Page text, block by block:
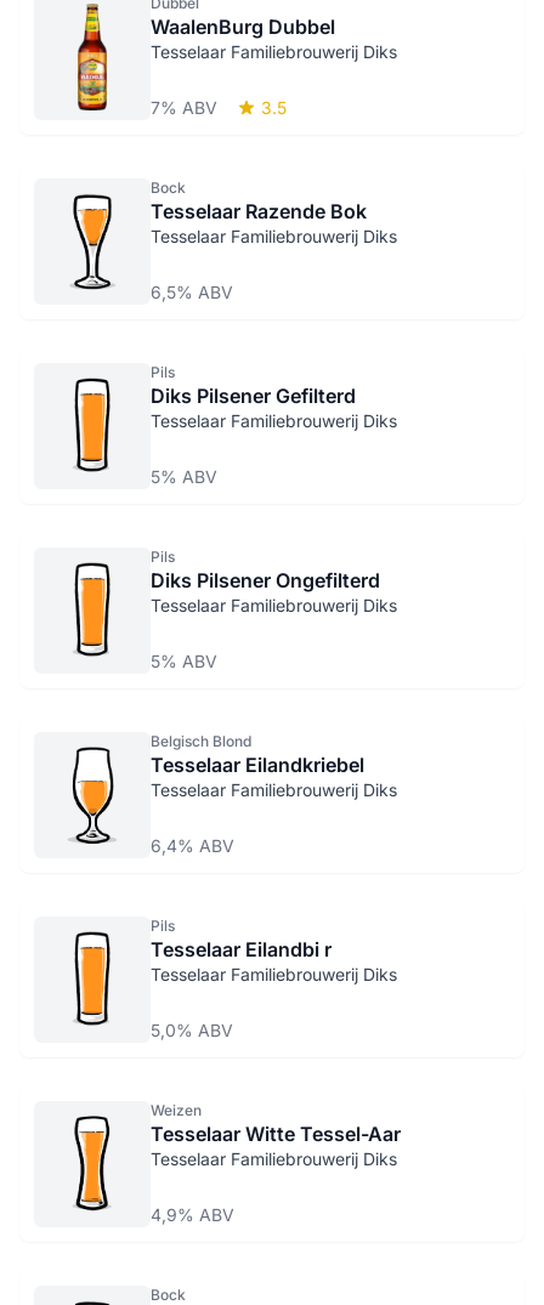
WaalenBurg Dubbel
Tesselaar Familiebrouwerij Diks
7% ABV 3.5
Bock
Tesselaar Razende Bok
Tesselaar Familiebrouwerij Diks
6,5% ABV
Pils
Diks Pilsener Gefilterd
Tesselaar Familiebrouwerij Diks
5% ABV
Pils
Diks Pilsener Ongefilterd
Tesselaar Familiebrouwerij Diks
5% ABV
Belgisch Blond
Tesselaar Eilandkriebel
Tesselaar Familiebrouwerij Diks
6,4% ABV
Pils
Tesselaar Eilandbi r
Tesselaar Familiebrouwerij Diks
5,0% ABV
Weizen
Tesselaar Witte Tessel-Aar
Tesselaar Familiebrouwerij Diks
4,9% ABV
Bock